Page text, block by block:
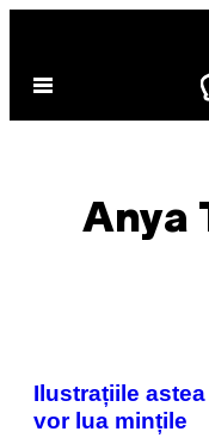
content
Open
Anya
POSTS
BY
Ilustrațiile
vor lua mințile